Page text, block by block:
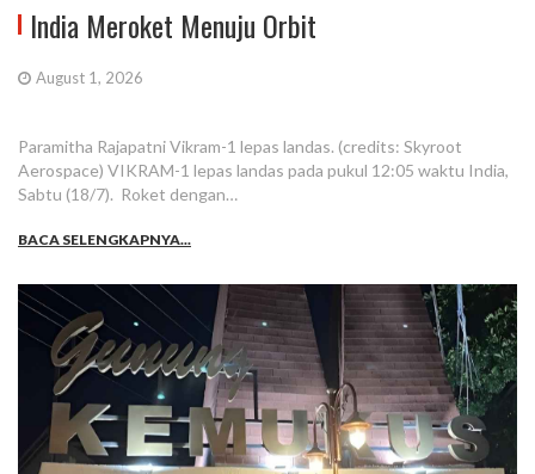
India Meroket Menuju Orbit
August 1, 2026
Paramitha Rajapatni Vikram-1 lepas landas. (credits: Skyroot
Aerospace) VIKRAM-1 lepas landas pada pukul 12:05 waktu India,
Sabtu (18/7). Roket dengan…
BACA SELENGKAPNYA...